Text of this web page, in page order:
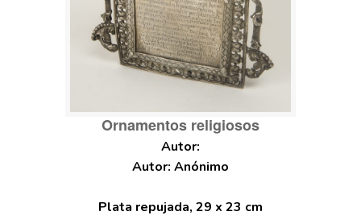
Ornamentos religiosos
Autor: Anónimo
Plata repujada, 29 x 23 cm